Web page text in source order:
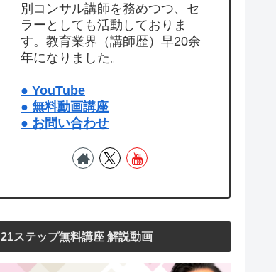
別コンサル講師を務めつつ、セ
ラーとしても活動しておりま
す。教育業界（講師歴）早20余
年になりました。
● YouTube
● 無料動画講座
● お問い合わせ
21ステップ無料講座 解説動画